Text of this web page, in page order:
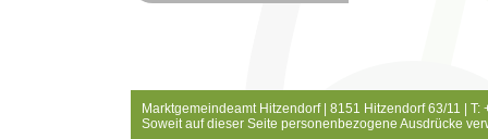
Marktgemeindeamt Hitzendorf | 8151 Hitzendorf 63/11 |
Soweit auf dieser Seite personenbezogene Ausdrücke